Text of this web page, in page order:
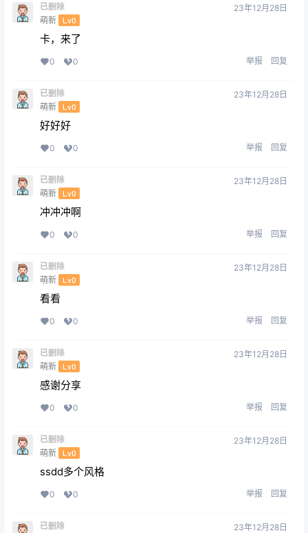
已删除
萌新 Lv0
23年12月28日
卡，来了
0 0 举报 回复
已删除
萌新 Lv0
23年12月28日
好好好
0 0 举报 回复
已删除
萌新 Lv0
23年12月28日
冲冲冲啊
0 0 举报 回复
已删除
萌新 Lv0
23年12月28日
看看
0 0 举报 回复
已删除
萌新 Lv0
23年12月28日
感谢分享
0 0 举报 回复
已删除
萌新 Lv0
23年12月28日
ssdd多个风格
0 0 举报 回复
已删除
23年12月28日